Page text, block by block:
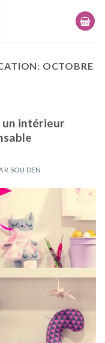
OCTOBRE
un intérieur
SOU DEN